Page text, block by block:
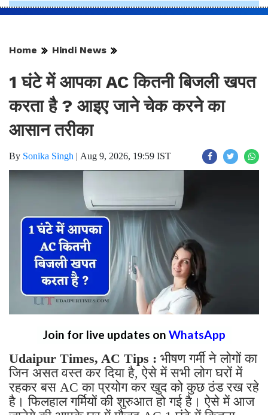
Home Hindi News
1 घंटे में आपका AC कितनी बिजली खपत
करता है ? आइए जाने चेक करने का
आसान तरीका
By Sonika Singh | Aug 9, 2026, 19:59 IST
Join for live updates on WhatsApp
Udaipur Times, AC Tips : भीषण गर्मी ने लोगों का
जिन असत वस्त कर दिया है, ऐसे में सभी लोग घरों में
रहकर बस AC का प्रयोग कर खुद को कुछ ठंड रख रहे
है। फिलहाल गर्मियों की शुरुआत हो गई है। ऐसे में आज